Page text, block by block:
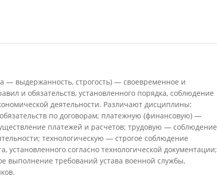
выдержанность, строгость) — своевременное и
и обязательств, установленного порядка, соблюдение
деятельности. Различают дисциплины:
по договорам; платежную (финансовую) —
платежей и расчетов; трудовую — соблюдение
технологическую — строгое соблюдение
установленного согласно технологической документации;
выполнение требований устава военной службы,